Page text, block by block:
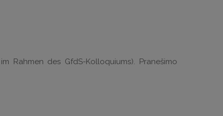
Rahmen des GfdS-Kolloquiums). Pranešimo